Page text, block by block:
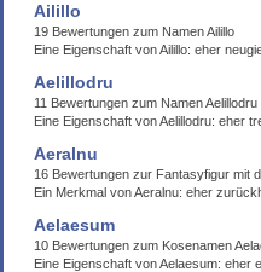
Ailillo
19 Bewertungen zum Namen Ailillo
Eine Eigenschaft von Ailillo: eher
Aelillodru
11 Bewertungen zum Namen Aelillodru
Eine Eigenschaft von Aelillodru: eher
Aeralnu
16 Bewertungen zur Fantasyfigur mit
Ein Merkmal von Aeralnu: eher
Aelaesum
10 Bewertungen zum Kosenamen
Eine Eigenschaft von Aelaesum: eher